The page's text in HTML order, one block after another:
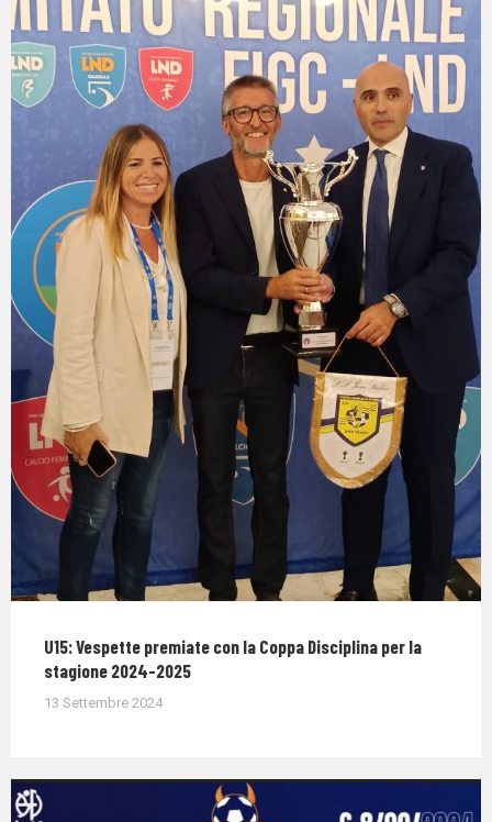
U15: Vespette premiate con la Coppa Disciplina per la
stagione 2024-2025
13 Settembre 2024